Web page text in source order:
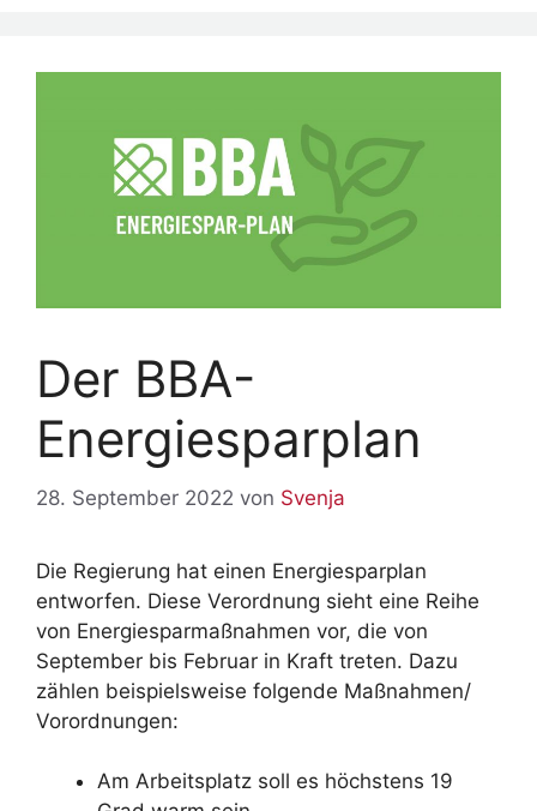
Der BBA-
Energiesparplan
28. September 2022 von Svenja
Die Regierung hat einen Energiesparplan
entworfen. Diese Verordnung sieht eine Reihe
von Energiesparmaßnahmen vor, die von
September bis Februar in Kraft treten. Dazu
zählen beispielsweise folgende Maßnahmen/
Vorordnungen:
Am Arbeitsplatz soll es höchstens 19